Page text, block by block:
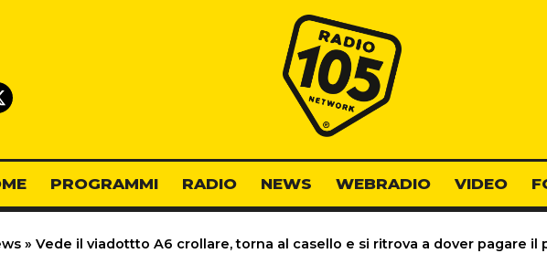
Radio 105
PROGRAMMI RADIO NEWS WEBRADIO VIDEO
» Vede il viadottto A6 crollare, torna al casello e si ritrova a dover pagare il